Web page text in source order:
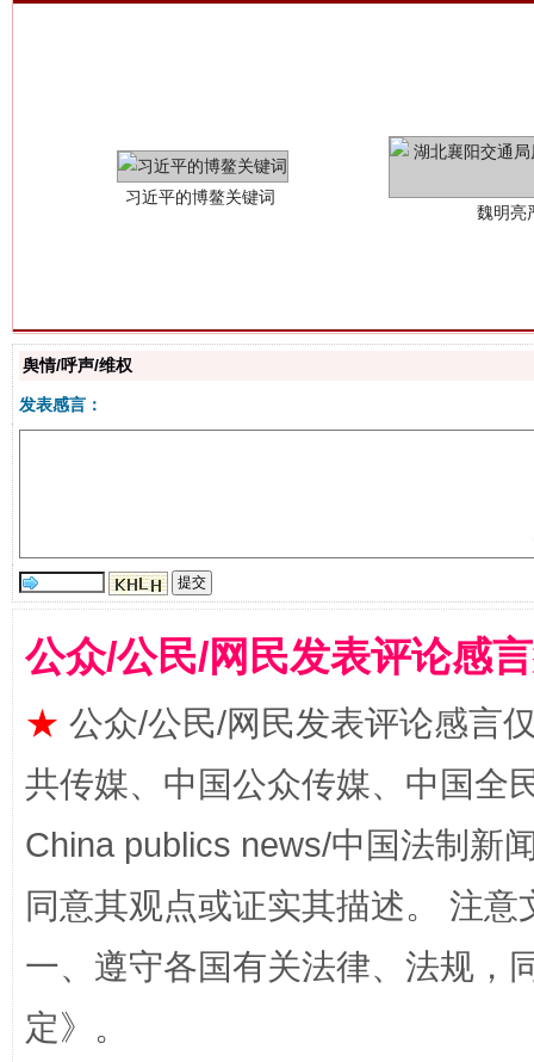
舆情/呼声/维权
发表感言：
公众/公民/网民发表评论感
★ 公众/公民/网民发表评论感言
共传媒、中国公众传媒、中国全
China publics news/中国法制新
同意其观点或证实其描述。 注
一、遵守各国有关法律、法规，
定》。